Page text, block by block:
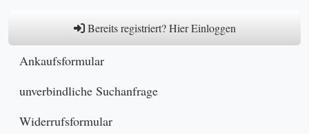
Bereits registriert? Hier Einloggen
Ankaufsformular
unverbindliche Suchanfrage
Widerrufsformular